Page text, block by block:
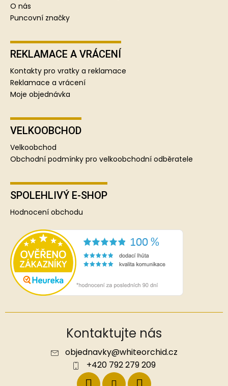
O nás
Puncovní značky
REKLAMACE A VRÁCENÍ
Kontakty pro vratky a reklamace
Reklamace a vrácení
Moje objednávka
VELKOOBCHOD
Velkoobchod
Obchodní podmínky pro velkoobchodní odběratele
SPOLEHLIVÝ E-SHOP
Hodnocení obchodu
Kontaktujte nás
objednavky@whiteorchid.cz
+420 792 279 209